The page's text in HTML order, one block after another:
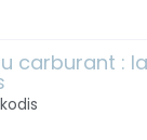
carburant :